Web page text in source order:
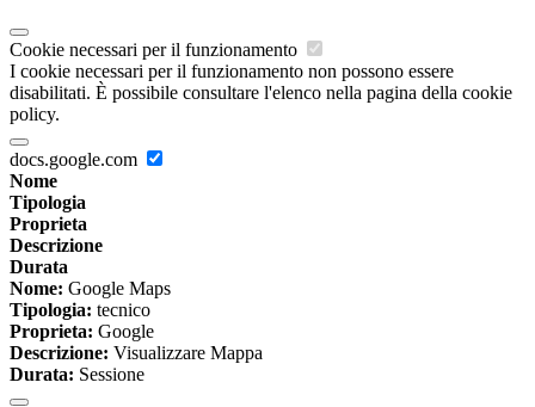
Cookie necessari per il funzionamento
I cookie necessari per il funzionamento non possono essere
disabilitati. È possibile consultare l'elenco nella pagina della cookie
policy.
docs.google.com
Nome
Tipologia
Proprieta
Descrizione
Durata
Nome: Google Maps
Tipologia: tecnico
Proprieta: Google
Descrizione: Visualizzare Mappa
Durata: Sessione